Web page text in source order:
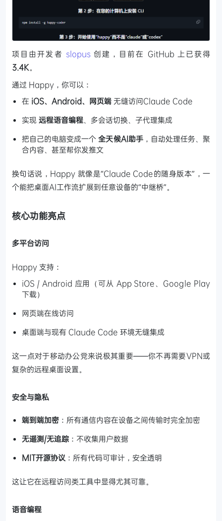
项目由开发者 slopus创建，目前在 GitHub 上已获得
3.4K。
通过 Happy，你可以：
在 iOS、Android、网页端 无缝访问Claude Code
实现 远程语音编程、多会话切换、子代理集成
把自己的电脑变成一个全天候AI助手，自动处理任务、聚
合内容、甚至帮你发推文
换句话说，Happy 就像是“Claude Code的随身版本”，一
个能把桌面AI工作流扩展到任意设备的“中继桥”。
核心功能亮点
多平台访问
Happy 支持：
iOS / Android 应用（可从 App Store、Google Play
下载）
网页端在线访问
桌面端与现有 Claude Code 环境无缝集成
这一点对于移动办公党来说极其重要——你不再需要VPN或
复杂的远程桌面设置。
安全与隐私
端到端加密 ：所有通信内容在设备之间传输时完全加密
无遥测/无追踪 ：不收集用户数据
MIT开源协议 ：所有代码可审计，安全透明
这让它在远程访问类工具中显得尤其可靠。
语音编程